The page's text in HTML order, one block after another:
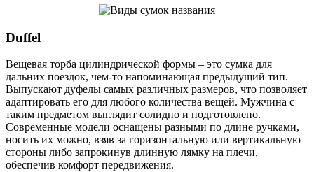
Duffel
Вещевая торба цилиндрической формы – это сумка для
дальних поездок, чем-то напоминающая предыдущий тип.
Выпускают дуфелы самых различных размеров, что позволяет
адаптировать его для любого количества вещей. Мужчина с
таким предметом выглядит солидно и подготовлено.
Современные модели оснащены разными по длине ручками,
носить их можно, взяв за горизонтальную или вертикальную
стороны либо запрокинув длинную лямку на плечи,
обеспечив комфорт передвижения.